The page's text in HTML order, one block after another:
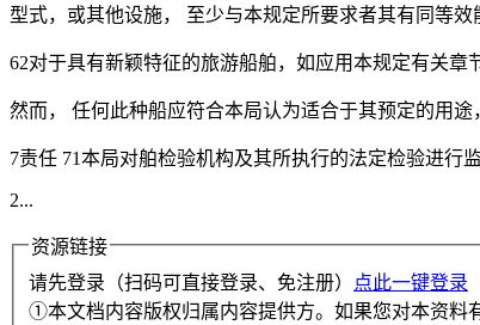
型式，或其他设施， 至少与本规定所要求者其有同等效
62对于具有新颖特征的旅游船舶，如应用本规定有关
然而， 任何此种船应符合本局认为适合于其预定的用途
7责任 71本局对舶检验机构及其所执行的法定检验进行监
2...
资源链接
请先登录（扫码可直接登录、免注册）
点此一键登录
①本文档内容版权归属内容提供方。如果您对本资料